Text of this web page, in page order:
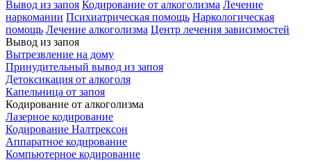
Вывод из запоя Кодирование от алкоголизма Лечение
наркомании Психиатрическая помощь Наркологическая
помощь Лечение алкоголизма Центр лечения зависимостей
Вывод из запоя
Вытрезвление на дому
Принудительный вывод из запоя
Детоксикация от алкоголя
Капельница от запоя
Кодирование от алкоголизма
Лазерное кодирование
Кодирование Налтрексон
Аппаратное кодирование
Компьютерное кодирование